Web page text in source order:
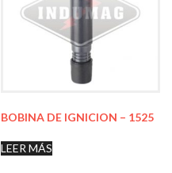
BOBINA DE IGNICION – 1525
LEER MÁS